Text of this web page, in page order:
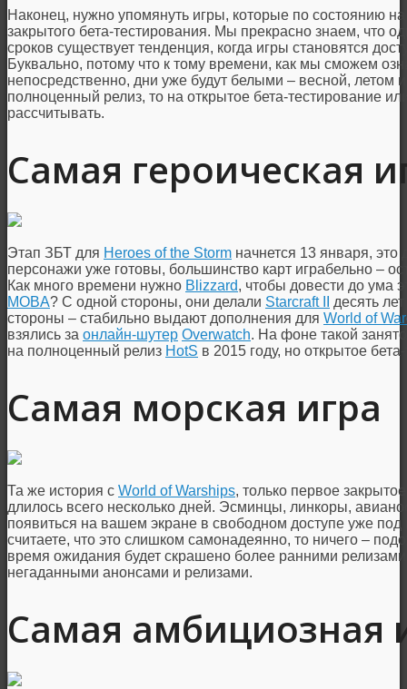
Наконец, нужно упомянуть игры, которые по состоянию
закрытого бета-тестирования. Мы прекрасно знаем, что
сроков существует тенденция, когда игры становятся
Буквально, потому что к тому времени, как мы сможем
непосредственно, дни уже будут белыми – весной, летом
полноценный релиз, то на открытое бета-тестирование
рассчитывать.
Самая героическая
Этап ЗБТ для Heroes of the Storm начнется 13 января,
персонажи уже готовы, большинство карт играбельно –
Как много времени нужно Blizzard, чтобы довести до ума
MOBA? С одной стороны, они делали Starcraft II
десять
стороны – стабильно выдают дополнения для World of
взялись за онлайн-шутер Overwatch. На фоне такой
на полноценный релиз HotS в 2015 году, но открытое
Самая морская игра
Та же история с World of Warships, только первое
длилось всего несколько дней. Эсминцы, линкоры,
появиться на вашем экране в свободном доступе уже
считаете, что это слишком самонадеянно, то ничего –
время ожидания будет скрашено более ранними
негаданными анонсами и релизами.
Самая амбициозная